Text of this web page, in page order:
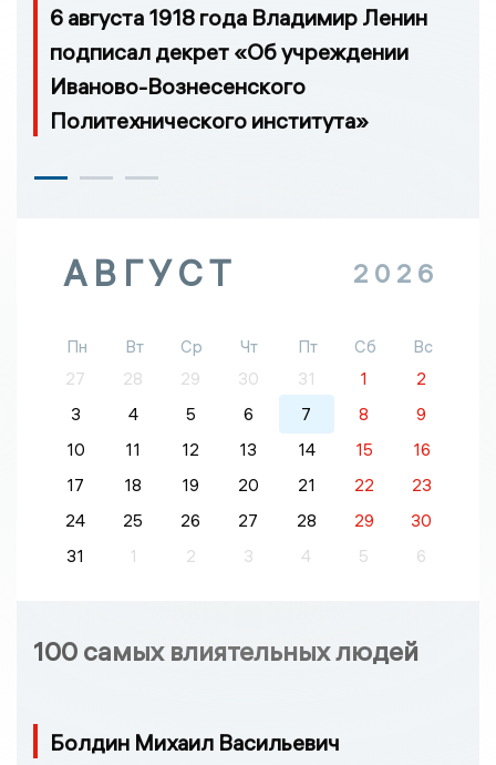
6 августа 1918 года Владимир Ленин
подписал декрет «Об учреждении
Иваново-Вознесенского
Политехнического института»
АВГУСТ 2026
Пн Вт Ср Чт Пт Сб
Вс
27
28 29 30 31 1
2
3
4 5 6 7 8
9
10
11 12 13 14 15
16
17
18 19 20 21 22
23
24
25 26 27 28 29
30
31
1 2 3 4 5 6
100 самых влиятельных людей
Болдин Михаил Васильевич